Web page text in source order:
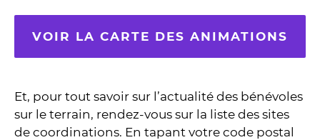
VOIR LA CARTE DES ANIMATIONS
Et, pour tout savoir sur l’actualité des bénévoles
sur le terrain, rendez-vous sur la liste des sites
de coordinations. En tapant votre code postal